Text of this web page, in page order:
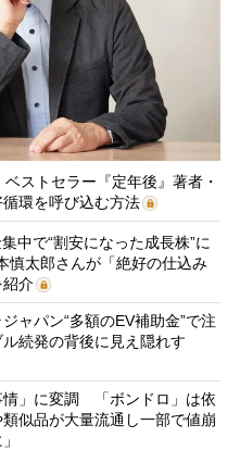
ストセラー『定年後』著者・
環を呼び込む方法
中で“割安になった成長株”に
太郎さんが「絶好の仕込み
紹介
ャパン“多額のEV補助金”で注
続発の背後に見え隠れす
情」に変調 「ボンドロ」は依
似品が大量流通し一部で値崩